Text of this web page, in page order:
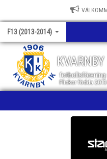
F13 (2013-2014)
fotbollsförening
Flickor födda